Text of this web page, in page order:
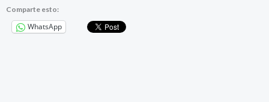
Comparte esto:
WhatsApp